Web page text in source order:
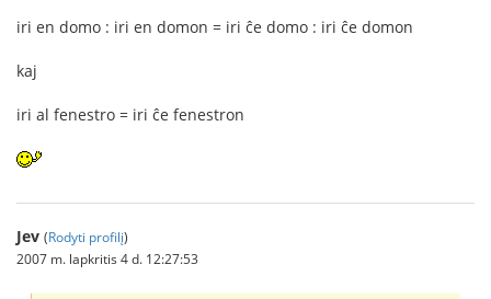
iri en domo : iri en domon = iri ĉe domo : iri ĉe domon
kaj
iri al fenestro = iri ĉe fenestron
Jev (Rodyti profilį)
2007 m. lapkritis 4 d. 12:27:53